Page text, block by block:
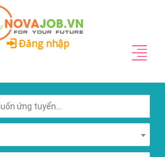
Đăng nhập